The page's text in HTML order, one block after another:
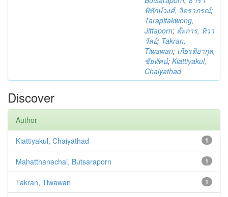
พิทักษ์วงศ์, จิตราภรณ์;
Tarapitakwong,
Jittaporn; ต๊ะการ, ทิวา
วัลย์; Takran,
Tiwawan; เกียรติยากุล,
ชัยทัศน์; Kiattiyakul,
Chaiyathad
Discover
Author
1
Kiattiyakul, Chaiyathad
1
Mahatthanachai, Butsaraporn
1
Takran, Tiwawan